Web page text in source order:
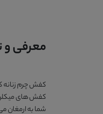
معرفی
کفش های میکلرز